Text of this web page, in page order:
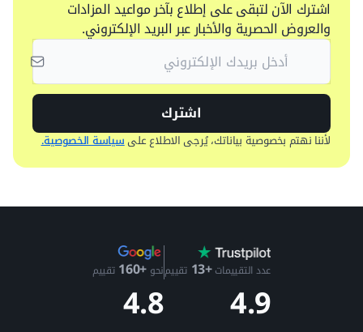
اشترك الآن لتبقى على إطلاع بآخر مواعيد المزادات
والعروض الحصرية والأخبار عبر البريد الإلكتروني.
اشترك
لأننا نهتم بخصوصية بياناتك، يُرجى الاطلاع علىسياسة الخصوصية.
عدد التقييمات+13 تقييم
4.9
نحو +160 تقييم
4.8